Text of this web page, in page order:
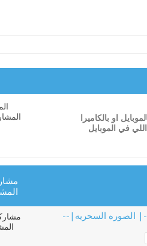
او بالكاميرا
اللي في الموبايل
مشاهدة
تغذيات
الصوره السحريه|--